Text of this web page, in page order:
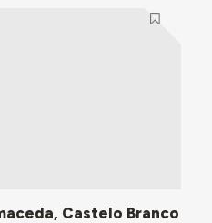
Castelo Branco